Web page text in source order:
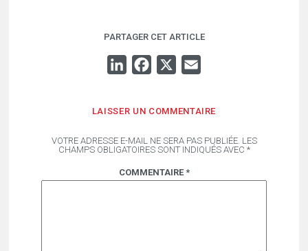
PARTAGER CET ARTICLE
LINKEDINFACEBOOK
LAISSER UN COMMENTAIRE
VOTRE ADRESSE E-MAIL NE SERA PAS PUBLIÉE. LES
CHAMPS OBLIGATOIRES SONT INDIQUÉS AVEC *
COMMENTAIRE *